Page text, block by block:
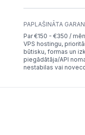
PAPLAŠINĀTA
Par €150 - €350 /
VPS hostingu,
būtisku, formas un
piegādātāja/API
nestabilas vai